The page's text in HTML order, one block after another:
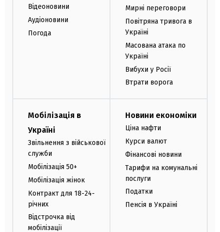
Відеоновини
Аудіоновини
Погода
Мирні переговори
Повітряна тривога в
Україні
Масована атака по
Україні
Вибухи у Росії
Втрати ворога
Мобілізація в
Україні
Звільнення з військової
служби
Мобілізація 50+
Мобілізація жінок
Контракт для 18-24-
річних
Відстрочка від
мобілізації
Новини економіки
Ціна нафти
Курси валют
Фінансові новини
Тарифи на комунальні
послуги
Податки
Пенсія в Україні